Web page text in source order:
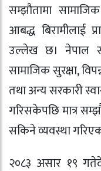
सम्झौतामा
आबद्ध बिरामीलाई
उल्लेख छ। नेपाल
सामाजिक सुरक्षा,
तथा अन्य सरकारी
गरिसकेपछि मात्र
सकिने व्यवस्था
२०८३ असार १९